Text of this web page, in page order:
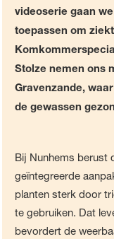
videoserie gaan
toepassen om
Stolze nemen ons
Gravenzande,
de gewassen
Bij Nunhems berust
geïntegreerde
planten sterk door
te gebruiken. Dat
bevordert de